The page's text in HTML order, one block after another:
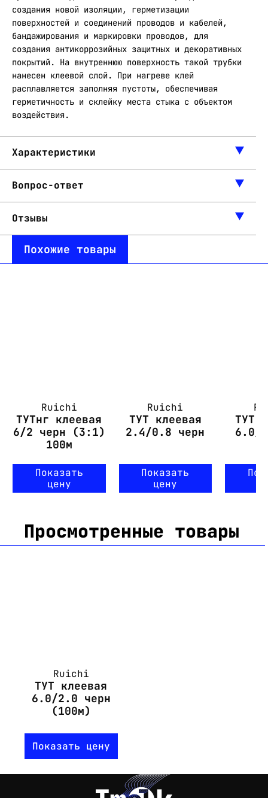
создания новой изоляции, герметизации
поверхностей и соединений проводов и кабелей,
бандажирования и маркировки проводов, для
создания антикоррозийных защитных и декоративных
покрытий. На внутреннюю поверхность такой трубки
нанесен клеевой слой. При нагреве клей
расплавляется заполняя пустоты, обеспечивая
герметичность и склейку места стыка с объектом
воздействия.
Характеристики
Вопрос-ответ
Отзывы
Похожие товары
Ruichi
ТУТнг клеевая
6/2 черн (3:1)
100м
Показать
цену
Ruichi
ТУТ клеевая
2.4/0.8 черн
Показать
цену
ТУТ
6.0/
Просмотренные товары
Ruichi
ТУТ клеевая
6.0/2.0 черн
(100м)
Показать цену